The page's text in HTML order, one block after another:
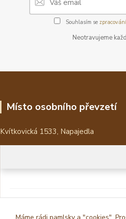
Souhlasím se
Neotravujeme
Místo osobního převzetí
Kvítkovická 1533, Napajedla